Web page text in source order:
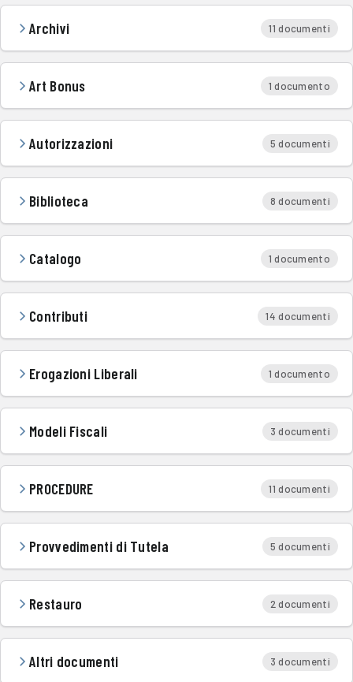
Archivi 11 documenti
Art Bonus 1 documento
Autorizzazioni 5 documenti
Biblioteca 8 documenti
Catalogo 1 documento
Contributi 14 documenti
Erogazioni Liberali 1 documento
Modeli Fiscali 3 documenti
PROCEDURE 11 documenti
Provvedimenti di Tutela 5 documenti
Restauro 2 documenti
Altri documenti 3 documenti